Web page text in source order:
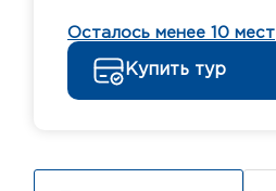
Осталось менее 10 мест
Купить тур